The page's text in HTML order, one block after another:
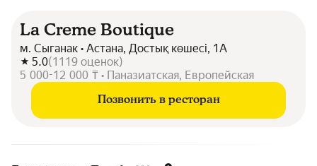
La Creme Boutique
м. Сыганак • Астана, Достық көшесі, 1А
5.0(1119 оценок)
5 000-12 000 ₸ • Паназиатская, Европейская
Позвонить в ресторан